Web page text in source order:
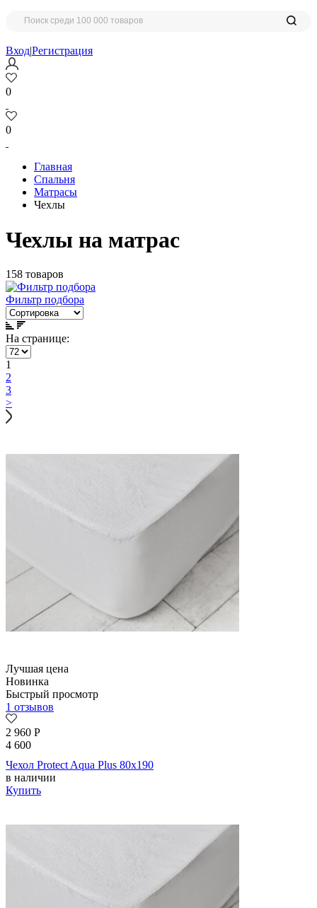
Вход|Регистрация
0
0
Главная
Спальня
Матрасы
Чехлы
Чехлы на матрас
158 товаров
Фильтр подбора
На странице:
1
2
3
>
Лучшая цена
Новинка
Быстрый просмотр
1 отзывов
2 960 Р
4 600
Чехол Protect Aqua Plus 80х190
в наличии
Купить